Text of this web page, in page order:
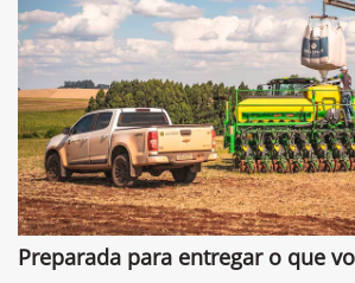
Preparada para entregar o que